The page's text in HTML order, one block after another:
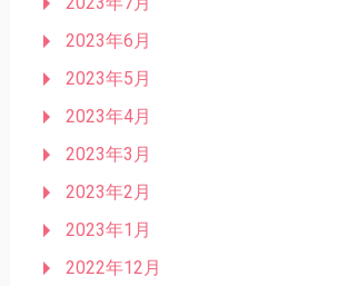
2023年6月
2023年5月
2023年4月
2023年3月
2023年2月
2023年1月
2022年12月